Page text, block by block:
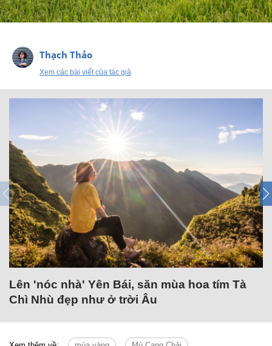
Thạch Thảo
Xem các bài viết của tác giả
Lên 'nóc nhà' Yên Bái, săn mùa hoa tím Tà
Chì Nhù đẹp như ở trời Âu